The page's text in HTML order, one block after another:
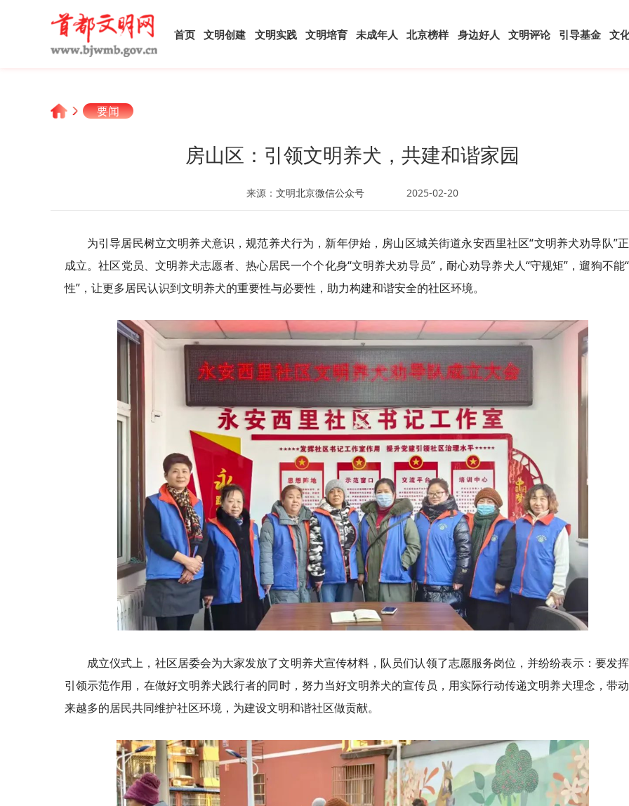
首页 文明创建 文明实践 文明培育 未成年人 北京榜样 身边好人 文明评论 引导基金 文
要闻
房山区：引领文明养犬，共建和谐家园
来源： 文明北京微信公众号 2025-02-20
为引导居民树立文明养犬意识，规范养犬行为，新年伊始，房山区城关街道永安西里社区“文明养犬劝导队”
成立。社区党员、文明养犬志愿者、热心居民一个个化身“文明养犬劝导员”，耐心劝导养犬人“守规矩”，遛狗不能
性”，让更多居民认识到文明养犬的重要性与必要性，助力构建和谐安全的社区环境。
成立仪式上，社区居委会为大家发放了文明养犬宣传材料，队员们认领了志愿服务岗位，并纷纷表示：要发
引领示范作用，在做好文明养犬践行者的同时，努力当好文明养犬的宣传员，用实际行动传递文明养犬理念，带
来越多的居民共同维护社区环境，为建设文明和谐社区做贡献。